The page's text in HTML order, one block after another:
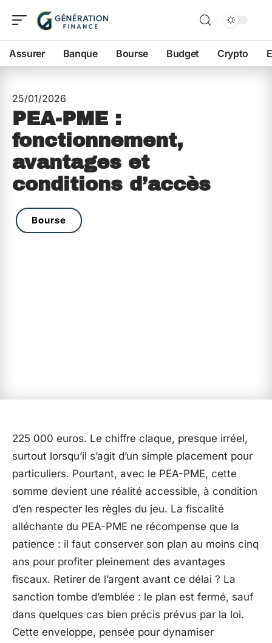
Assurer Banque Bourse Budget Crypto
25/01/2026
PEA-PME :
fonctionnement,
avantages et
conditions d’accès
Bourse
225 000 euros. Le chiffre claque, presque irréel,
surtout lorsqu’il s’agit d’un simple placement pour
particuliers. Pourtant, avec le PEA-PME, cette
somme devient une réalité accessible, à condition
d’en respecter les règles du jeu. La fiscalité
alléchante du PEA-PME ne récompense que la
patience : il faut conserver son plan au moins cinq
ans pour profiter pleinement des avantages
fiscaux. Retirer de l’argent avant ce délai ? La
sanction tombe d’emblée : le plan est fermé, sauf
dans quelques cas bien précis prévus par la loi.
Cette enveloppe, pensée pour dynamiser